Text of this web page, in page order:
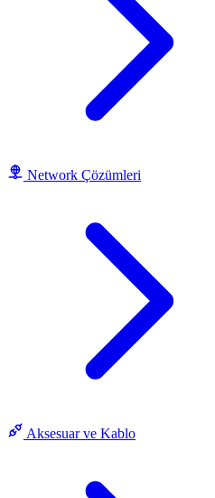
Network Çözümleri
Aksesuar ve Kablo